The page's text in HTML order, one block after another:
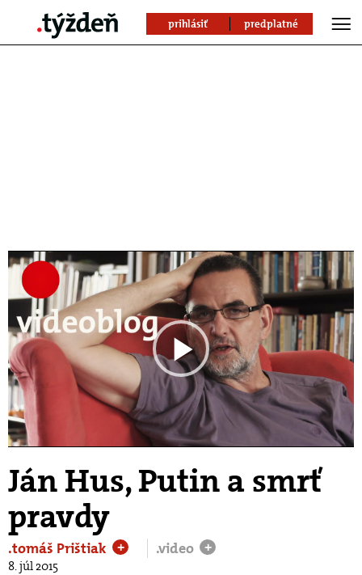
prihlásiť predplatné
Play
Video
Ján Hus, Putin a smrť
pravdy
.tomáš Prištiak + .video +
8. júl 2015